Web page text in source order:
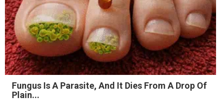
Fungus Is A Parasite, And It Dies From A Drop Of
Plain...